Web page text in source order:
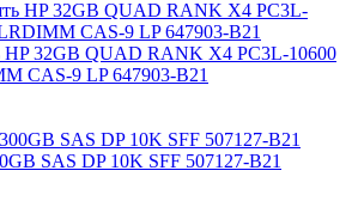
HP 32GB QUAD RANK X4 PC3L-10600
CAS-9 LP 647903-B21
SAS DP 10K SFF 507127-B21